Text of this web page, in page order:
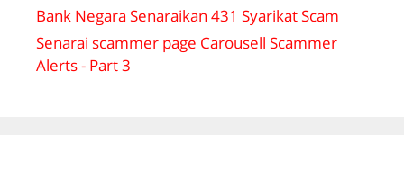
Bank Negara Senaraikan 431 Syarikat Scam
Senarai scammer page Carousell Scammer
Alerts - Part 3